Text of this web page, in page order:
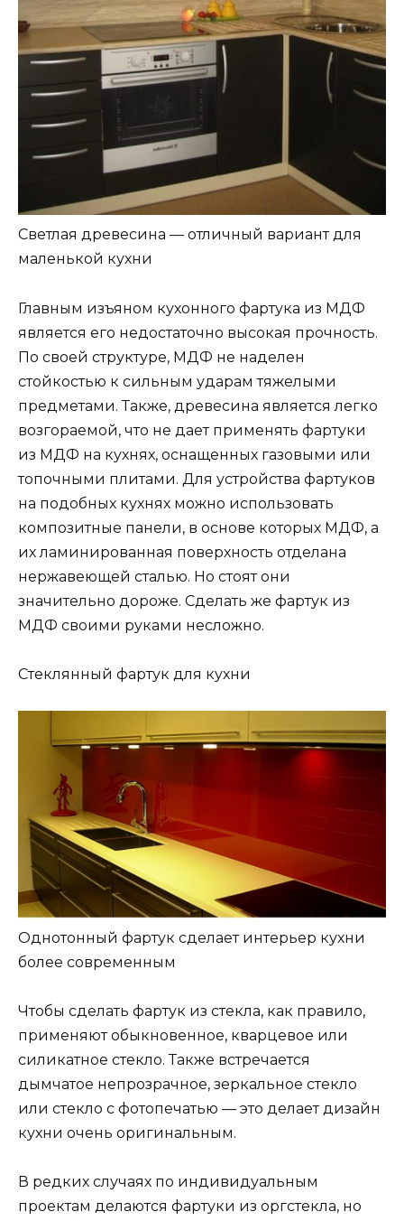
Светлая древесина — отличный вариант для
маленькой кухни
Главным изъяном кухонного фартука из МДФ
является его недостаточно высокая прочность.
По своей структуре, МДФ не наделен
стойкостью к сильным ударам тяжелыми
предметами. Также, древесина является легко
возгораемой, что не дает применять фартуки
из МДФ на кухнях, оснащенных газовыми или
топочными плитами. Для устройства фартуков
на подобных кухнях можно использовать
композитные панели, в основе которых МДФ, а
их ламинированная поверхность отделана
нержавеющей сталью. Но стоят они
значительно дороже. Сделать же фартук из
МДФ своими руками несложно.
Стеклянный фартук для кухни
Однотонный фартук сделает интерьер кухни
более современным
Чтобы сделать фартук из стекла, как правило,
применяют обыкновенное, кварцевое или
силикатное стекло. Также встречается
дымчатое непрозрачное, зеркальное стекло
или стекло с фотопечатью — это делает дизайн
кухни очень оригинальным.
В редких случаях по индивидуальным
проектам делаются фартуки из оргстекла, но